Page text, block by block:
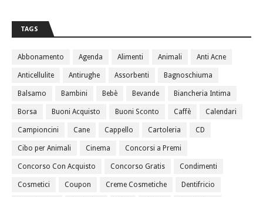
TAGS
Abbonamento Agenda Alimenti Animali Anti Acne
Anticellulite Antirughe Assorbenti Bagnoschiuma
Balsamo Bambini Bebè Bevande Biancheria Intima
Borsa Buoni Acquisto Buoni Sconto Caffè Calendari
Campioncini Cane Cappello Cartoleria CD
Cibo per Animali Cinema Concorsi a Premi
Concorso Con Acquisto Concorso Gratis Condimenti
Cosmetici Coupon Creme Cosmetiche Dentifricio